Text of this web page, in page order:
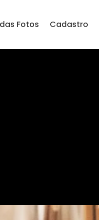
Fotos Cadastro